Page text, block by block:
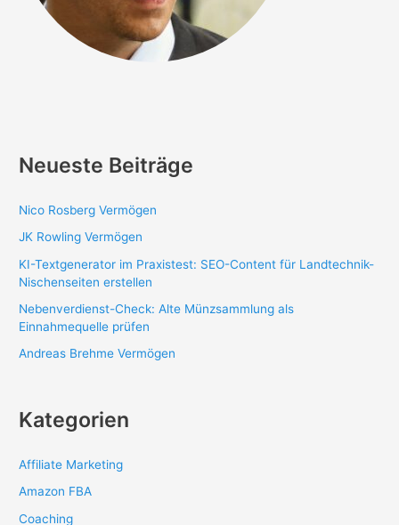
Neueste Beiträge
Nico Rosberg Vermögen
JK Rowling Vermögen
KI-Textgenerator im Praxistest: SEO-Content für Landtechnik-
Nischenseiten erstellen
Nebenverdienst-Check: Alte Münzsammlung als
Einnahmequelle prüfen
Andreas Brehme Vermögen
Kategorien
Affiliate Marketing
Amazon FBA
Coaching